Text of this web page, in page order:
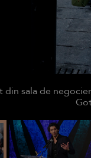
din sala de